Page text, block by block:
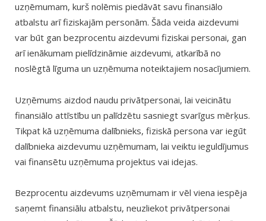
uzņēmumam, kurš nolēmis piedāvāt savu finansiālo
atbalstu arī fiziskajām personām. Šāda veida aizdevumi
var būt gan bezprocentu aizdevumi fiziskai personai, gan
arī ienākumam pielīdzināmie aizdevumi, atkarībā no
noslēgtā līguma un uzņēmuma noteiktajiem nosacījumiem.
Uzņēmums aizdod naudu privātpersonai, lai veicinātu
finansiālo attīstību un palīdzētu sasniegt svarīgus mērķus.
Tikpat kā uzņēmuma dalībnieks, fiziskā persona var iegūt
dalībnieka aizdevumu uzņēmumam, lai veiktu ieguldījumus
vai finansētu uzņēmuma projektus vai idejas.
Bezprocentu aizdevums uzņēmumam ir vēl viena iespēja
saņemt finansiālu atbalstu, neuzliekot privātpersonai